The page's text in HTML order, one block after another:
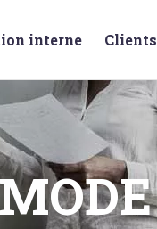
interne Clients